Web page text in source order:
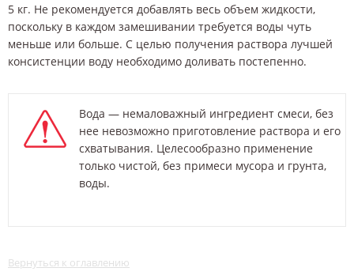
5 кг. Не рекомендуется добавлять весь объем жидкости,
поскольку в каждом замешивании требуется воды чуть
меньше или больше. С целью получения раствора лучшей
консистенции воду необходимо доливать постепенно.
Вода — немаловажный ингредиент смеси, без
нее невозможно приготовление раствора и его
схватывания. Целесообразно применение
только чистой, без примеси мусора и грунта,
воды.
Вернуться к оглавлению